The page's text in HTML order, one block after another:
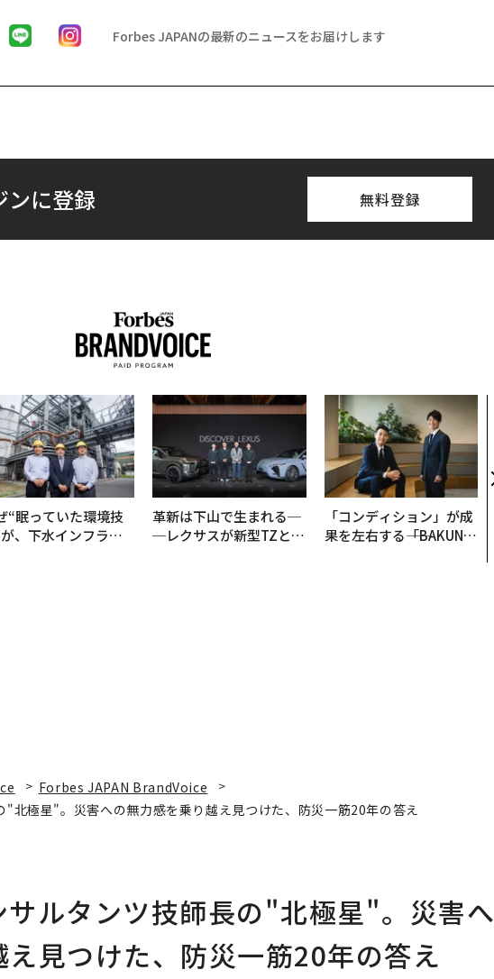
Forbes JAPANの最新のニュースをお届けします
ンに登録 無料登録
“眠っていた環境技
、下水インフラを
革新は下山で生まれる─
─レクサスが新型TZとE
「コンディション」が成
果を左右する――「BAKUN
Forbes JAPAN BrandVoice
"北極星"。災害への無力感を乗り越え見つけた、防災一筋20年の答え
サルタンツ技師長の"北極星"。災害へ
見つけた、防災一筋20年の答え